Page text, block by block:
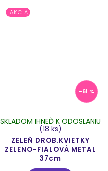
AKCIA
–61 %
ZELEŇ DROB.KVIETKY
ZELENO-FIALOVÁ METAL
37cm
SKLADOM IHNEĎ K ODOSLANIU
(18 ks)